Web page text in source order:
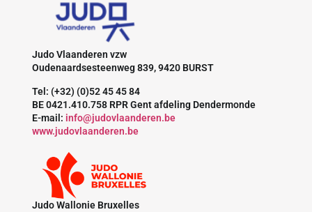
Judo Vlaanderen vzw
Oudenaardsesteenweg 839, 9420 BURST
Tel: (+32) (0)52 45 45 84
BE 0421.410.758 RPR Gent afdeling Dendermonde
E-mail: info@judovlaanderen.be
www.judovlaanderen.be
Judo Wallonie Bruxelles